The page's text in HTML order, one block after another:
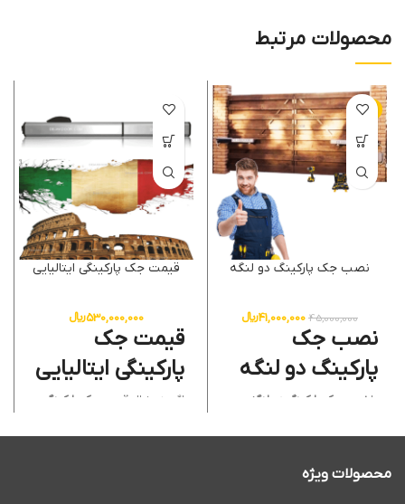
محصولات مرتبط
-9%
نصب جک پارکینگ دو لنگه
45,000,000
41,000,000﷼
نصب جک
پارکینگ دو لنگه
با نصب جک پارکینگ دو لنگه
کار خود هدیه دهید. ما با بیش از
ارائه خدمات حرفه ای
قیمت جک پارکینگی ایتالیایی
530,000,000﷼
قیمت جک
پارکینگی ایتالیایی
اگر به دنبال قیمت جک پارکینگی
انواعجک پارکینگی اتوماتیک
محصولات ویژه